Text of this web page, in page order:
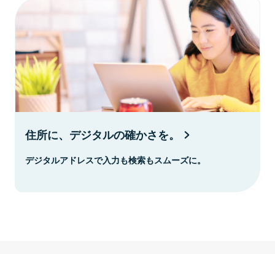
住所に、デジタルの確かさを。
デジタルアドレスで入力も検索もスムーズに。